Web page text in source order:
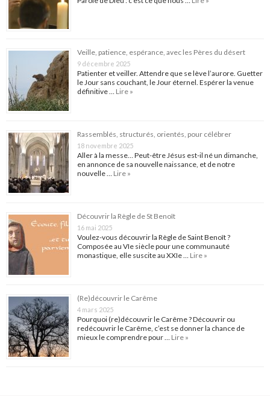
Veille, patience, espérance, avec les Pères du désert
9 décembre 2025
Patienter et veiller. Attendre que se lève l’aurore. Guetter
le Jour sans couchant, le Jour éternel. Espérer la venue
définitive … Lire »
Rassemblés, structurés, orientés, pour célébrer
18 novembre 2025
Aller à la messe… Peut-être Jésus est-il né un dimanche,
en annonce de sa nouvelle naissance, et de notre
nouvelle … Lire »
Découvrir la Règle de St Benoît
16 mai 2025
Voulez-vous découvrir la Règle de Saint Benoît ?
Composée au VIe siècle pour une communauté
monastique, elle suscite au XXIe … Lire »
(Re)découvrir le Carême
4 mars 2025
Pourquoi (re)découvrir le Carême ? Découvrir ou
redécouvrir le Carême, c’est se donner la chance de
mieux le comprendre pour … Lire »